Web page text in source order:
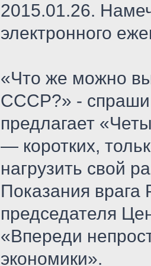
2015.01.26.
электронного
«Что же можно
СССР?» -
предлагает
— коротких,
нагрузить свой
Показания
председателя
«Впереди
экономики».